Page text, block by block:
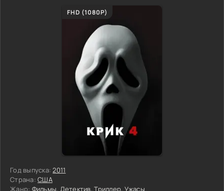
FHD (1080P)
Год выпуска: 2011
Страна: США
Жанр: Фильмы, Детектив,Триллер, Ужасы